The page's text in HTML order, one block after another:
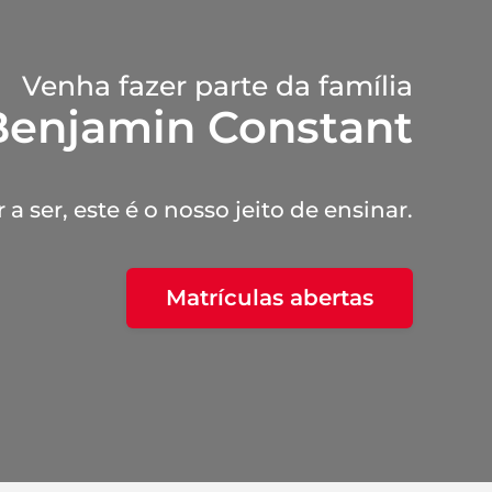
Venha fazer parte da família
Constant
ser, este é o nosso jeito de ensinar.
Matrículas abertas